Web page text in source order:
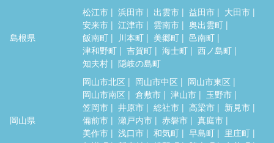
島根県
松江市 浜田市 出雲市 益田市
大田市
安来市
江津市 雲南市
奥出雲町
飯南町
川本町 美郷町
邑南町
津和野町
吉賀町 海士町
西ノ島町
知夫村
隠岐の島町
岡山県
岡山市北区 岡山市中区
岡山市東区
岡山市南区
倉敷市 津山市
玉野市
笠岡市
井原市 総社市 高梁市
新見市
備前市
瀬戸内市 赤磐市
真庭市
美作市
浅口市 和気町 早島町
里庄町